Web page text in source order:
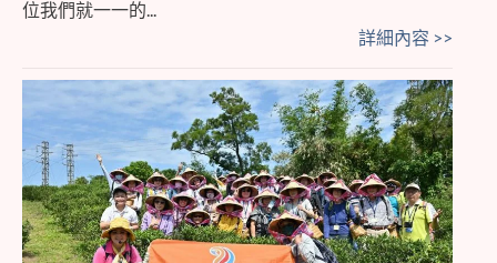
位我們就一一的...
詳細內容 >>